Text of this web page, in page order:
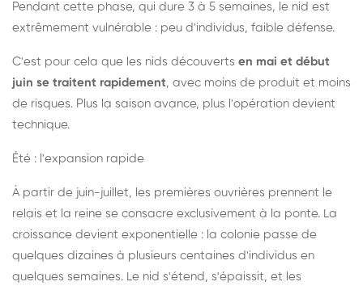
Pendant cette phase, qui dure 3 à 5 semaines, le nid est
extrêmement vulnérable : peu d'individus, faible défense.
C'est pour cela que les nids découverts en mai et début
juin se traitent rapidement, avec moins de produit et moins
de risques. Plus la saison avance, plus l'opération devient
technique.
Été : l'expansion rapide
À partir de juin-juillet, les premières ouvrières prennent le
relais et la reine se consacre exclusivement à la ponte. La
croissance devient exponentielle : la colonie passe de
quelques dizaines à plusieurs centaines d'individus en
quelques semaines. Le nid s'étend, s'épaissit, et les